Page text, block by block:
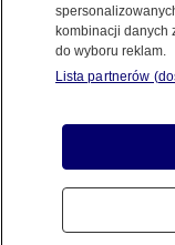
Udostępnij
kombinacji danych
do wyboru reklam.
Lista partnerów